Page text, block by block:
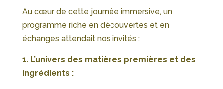
Au cœur de cette journée immersive, un
programme riche en découvertes et en
échanges attendait nos invités :
1. L’univers des matières premières et des
ingrédients :